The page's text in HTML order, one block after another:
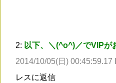
2: 以下、＼(^o^)／でVIPが
2014/10/05(日) 00:45:59.17
レスに返信